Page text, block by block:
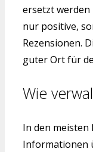
ersetzt werden
nur positive,
Rezensionen.
guter Ort für
Wie
In den meisten
Informationen